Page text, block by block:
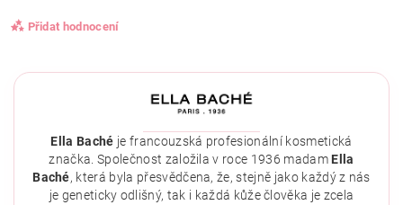
Přidat hodnocení
Ella Baché je francouzská profesionální kosmetická
značka. Společnost založila v roce 1936 madam Ella
Baché, která byla přesvědčena, že, stejně jako každý z nás
je geneticky odlišný, tak i každá kůže člověka je zcela